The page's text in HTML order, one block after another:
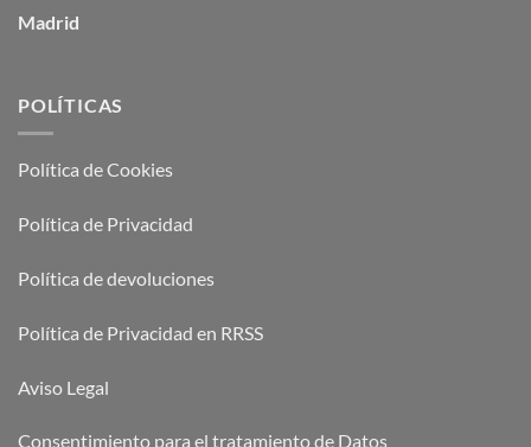
Madrid
POLÍTICAS
Política de Cookies
Política de Privacidad
Política de devoluciones
Política de Privacidad en RRSS
Aviso Legal
Consentimiento para el tratamiento de Datos